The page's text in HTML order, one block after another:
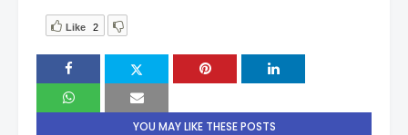
Like 2
YOU MAY LIKE THESE POSTS